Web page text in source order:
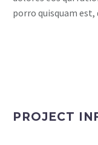
porro quisquam
PROJECT